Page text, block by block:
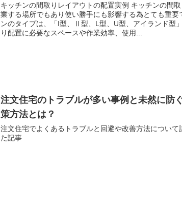
キッチンの間取りレイアウトの配置実例 キッチンの間
業する場所でもあり使い勝手にも影響する為とても重要です。
ンのタイプは、「I型、Ⅱ型、L型、U型、アイランド型
り配置に必要なスペースや作業効率、使用...
注文住宅のトラブルが多い事例と未然に防
策方法とは？
注文住宅でよくあるトラブルと回避や改善方法について
た記事